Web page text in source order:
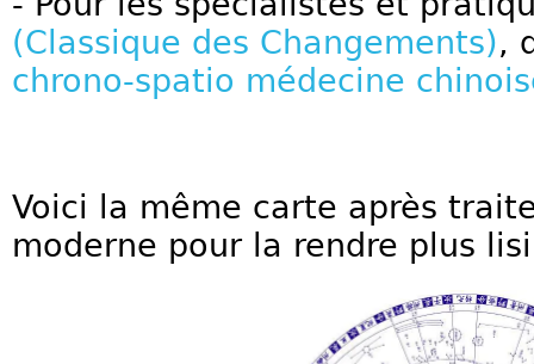
(Classique des Changements),
chrono-spatio médecine
Voici la même carte après
moderne pour la rendre plus